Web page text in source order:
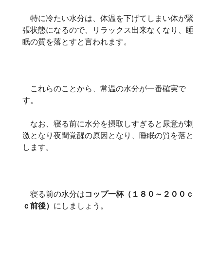
特に冷たい水分は、体温を下げてしまい体が緊
張状態になるので、リラックス出来なくなり、睡
眠の質を落とすと言われます。
これらのことから、常温の水分が一番確実で
す。
なお、寝る前に水分を摂取しすぎると尿意が刺
激となり夜間覚醒の原因となり、睡眠の質を落と
します。
寝る前の水分はコップ一杯（１８０～２００ｃ
ｃ前後） にしましょう。